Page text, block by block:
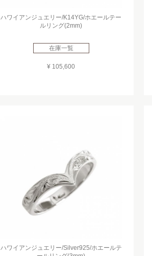
ハワイアンジュエリー/K14YG/ホエールテー
ルリング(2mm)
在庫一覧
¥ 105,600
ハワイアンジュエリー/Silver925/ホエールテ